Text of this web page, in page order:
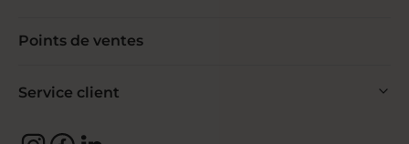
Points de ventes
Service client